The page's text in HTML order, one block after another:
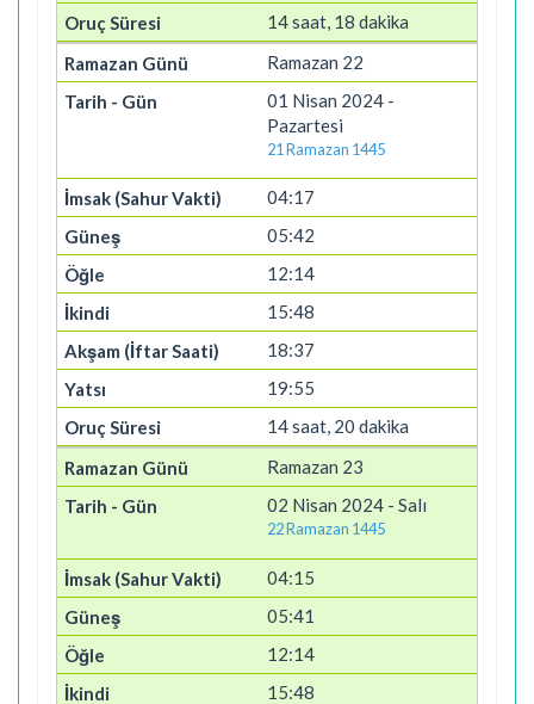
14 saat, 18 dakika
Ramazan 22
01 Nisan 2024 -
Pazartesi
21 Ramazan 1445
04:17
05:42
12:14
15:48
18:37
19:55
14 saat, 20 dakika
Ramazan 23
02 Nisan 2024 - Salı
22 Ramazan 1445
04:15
05:41
12:14
15:48